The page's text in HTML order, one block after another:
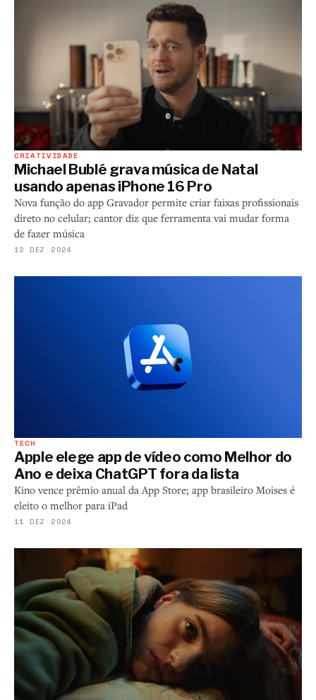
CRIATIVIDADE
Michael Bublé grava música de Natal
usando apenas iPhone 16 Pro
Nova função do app Gravador permite criar faixas profissionais
direto no celular; cantor diz que ferramenta vai mudar forma
de fazer música
12 DEZ 2024
TECH
Apple elege app de vídeo como Melhor do
Ano e deixa ChatGPT fora da lista
Kino vence prêmio anual da App Store; app brasileiro Moises é
eleito o melhor para iPad
11 DEZ 2024